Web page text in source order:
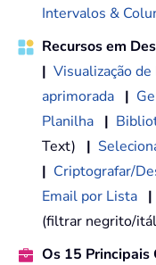
Intervalos &
Recursos em
| Visualização
aprimorada |
Planilha |
Text) |
| Criptografar/
Email por Lista |
(filtrar negrito/
Os 15 Principais